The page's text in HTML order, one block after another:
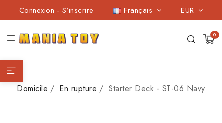
EUR
Français
Connexion - S'inscrire
0
Domicile En rupture Starter Deck - ST-06 Navy